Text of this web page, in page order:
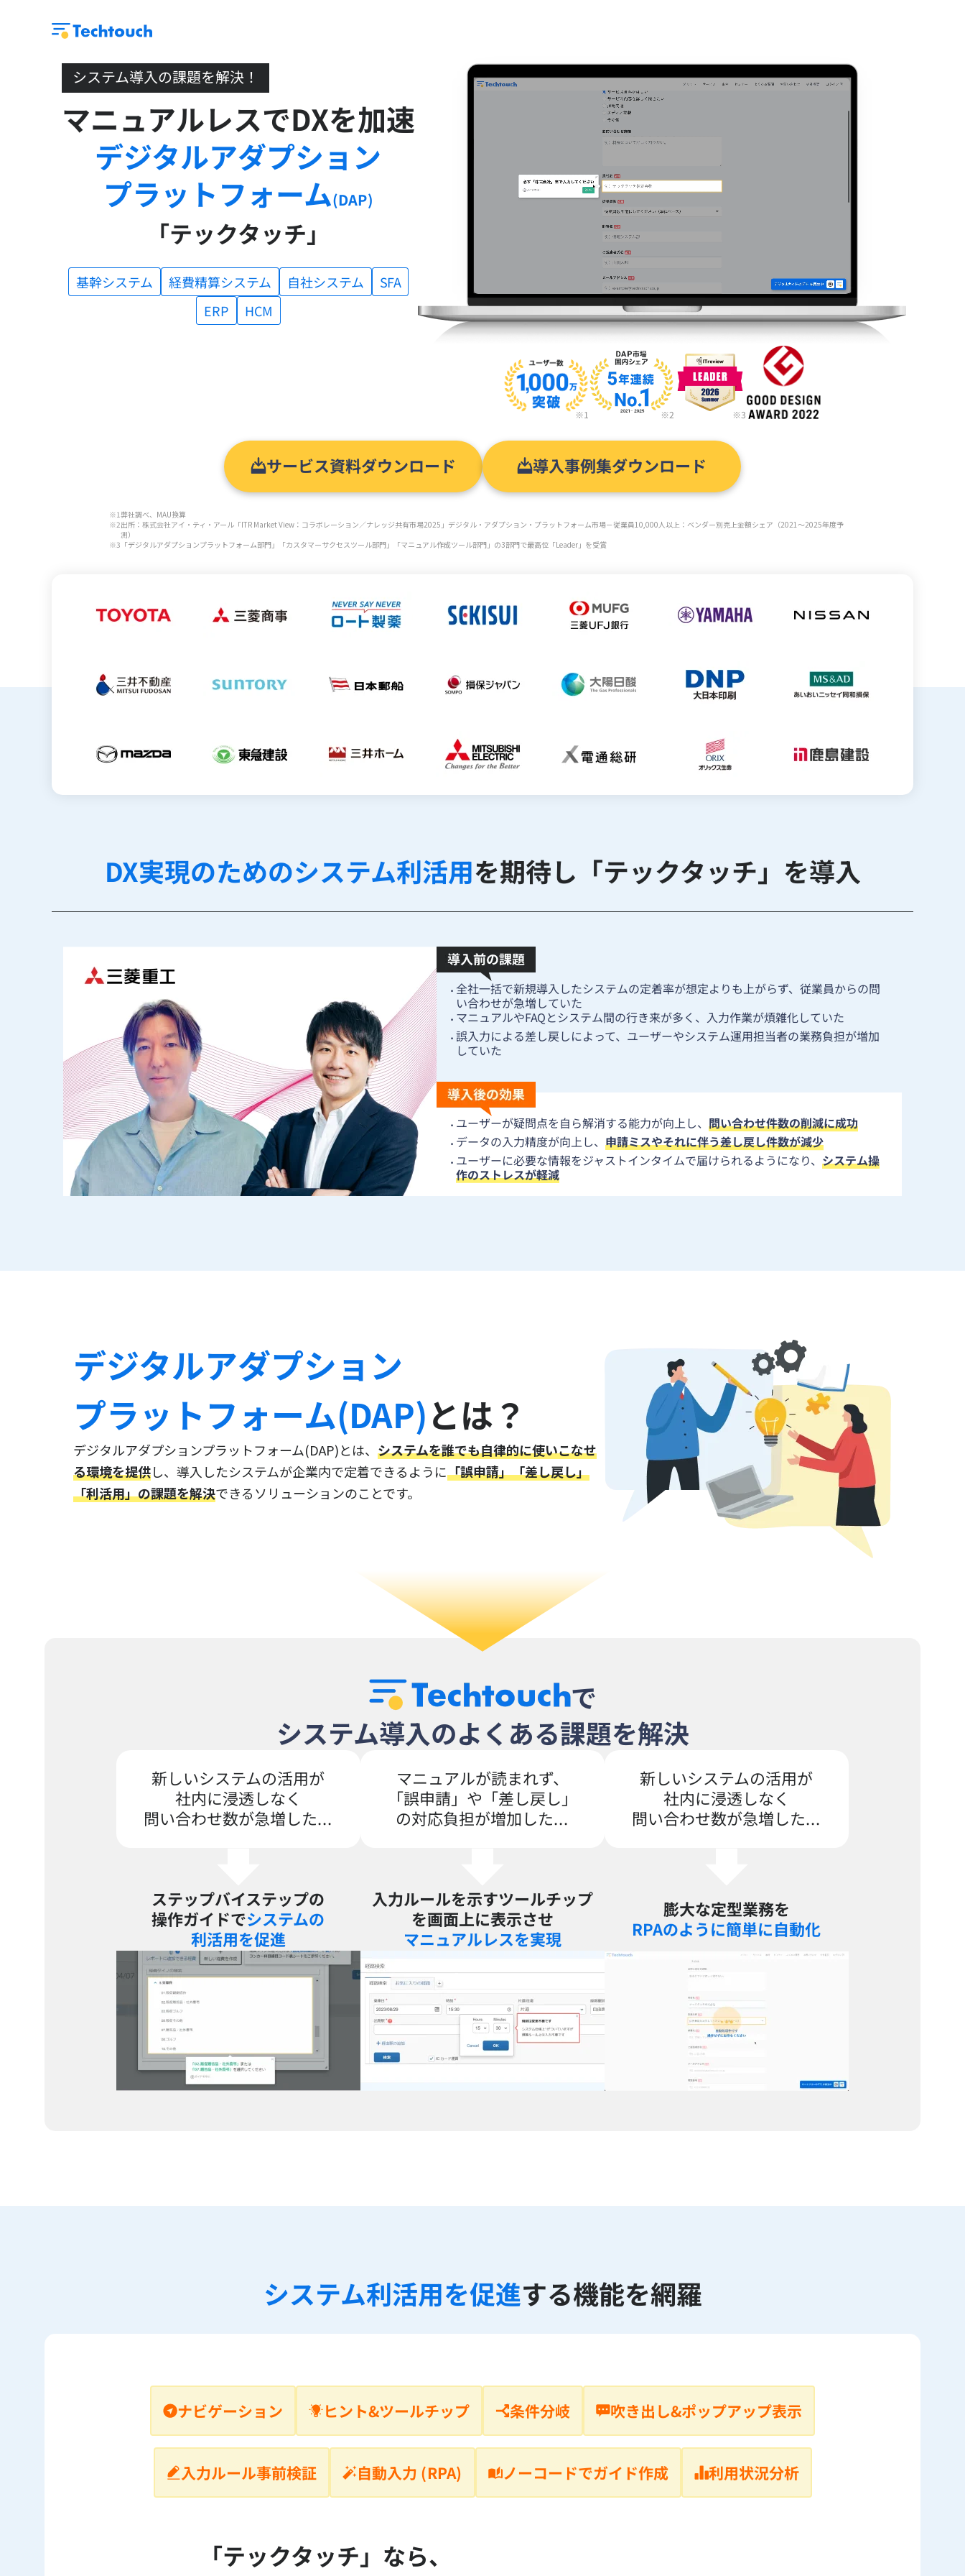
システム導入の課題を解決！
マニュアルレスでDXを加速
デジタルアダプション
プラットフォーム(DAP)
「テックタッチ」
基幹システム 経費精算システム 自社システム SFA
ERP HCM
※1 ※2 ※3
サービス資料ダウンロード 導入事例集ダウンロード
※1弊社調べ、MAU換算
※2出所：株式会社アイ・ティ・アール「ITR Market View：コラボレーション／ナレッジ共有市場2025」デジタル・アダプション・プラットフォーム市場－従業員10,000人以上：ベンダー別売上金額シェア（2021～2025年度予
測）
※3 「デジタルアダプションプラットフォーム部門」「カスタマーサクセスツール部門」「マニュアル作成ツール部門」の3部門で最高位「Leader」を受賞
DX実現のためのシステム利活用を期待し 「テックタッチ」を導入
·全社一括で新規導入したシステムの定着率が想定よりも上がらず、従業員からの問
い合わせが急増していた
· マニュアルやFAQとシステム間の行き来が多く、入力作業が煩雑化していた
·誤入力による差し戻しによって、ユーザーやシステム運用担当者の業務負担が増加
していた
· ユーザーが疑問点を自ら解消する能力が向上し、問い合わせ件数の削減に成功
· データの入力精度が向上し、申請ミスやそれに伴う差し戻し件数が減少
· ユーザーに必要な情報をジャストインタイムで届けられるようになり、システム操
作のストレスが軽減
デジタルアダプション
プラットフォーム(DAP)とは？
デジタルアダプションプラットフォーム(DAP)とは、 システムを誰でも自律的に使いこなせ
る環境を提供し、導入したシステムが企業内で定着できるように「誤申請」「差し戻し」
「利活用」の課題を解決できるソリューションのことです。
で
システム導入のよくある課題を解決
新しいシステムの活用が
社内に浸透しなく
問い合わせ数が急増した...
ステップバイステップの
操作ガイドでシステムの
利活用を促進
マニュアルが読まれず、
「誤申請」や「差し戻し」
の対応負担が増加した...
入力ルールを示すツールチップ
を画面上に表示させ
マニュアルレスを実現
新しいシステムの活用が
社内に浸透しなく
問い合わせ数が急増した...
膨大な定型業務を
RPAのように簡単に自動化
システム利活用を促進する機能を網羅
ナビゲーション ヒント&ツールチップ 条件分岐 吹き出し&ポップアップ表示
入力ルール事前検証 自動入力 (RPA) ノーコードでガイド作成 利用状況分析
「テックタッチ」なら、